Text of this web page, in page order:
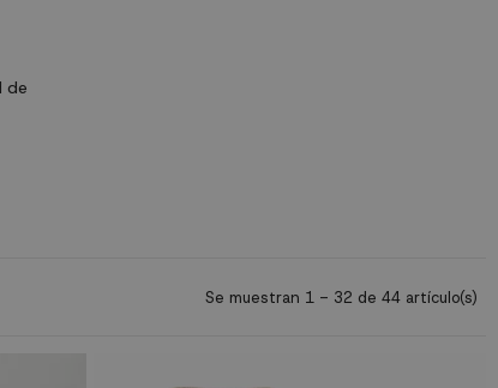
de
Se muestran 1 - 32 de 44 artículo(s)